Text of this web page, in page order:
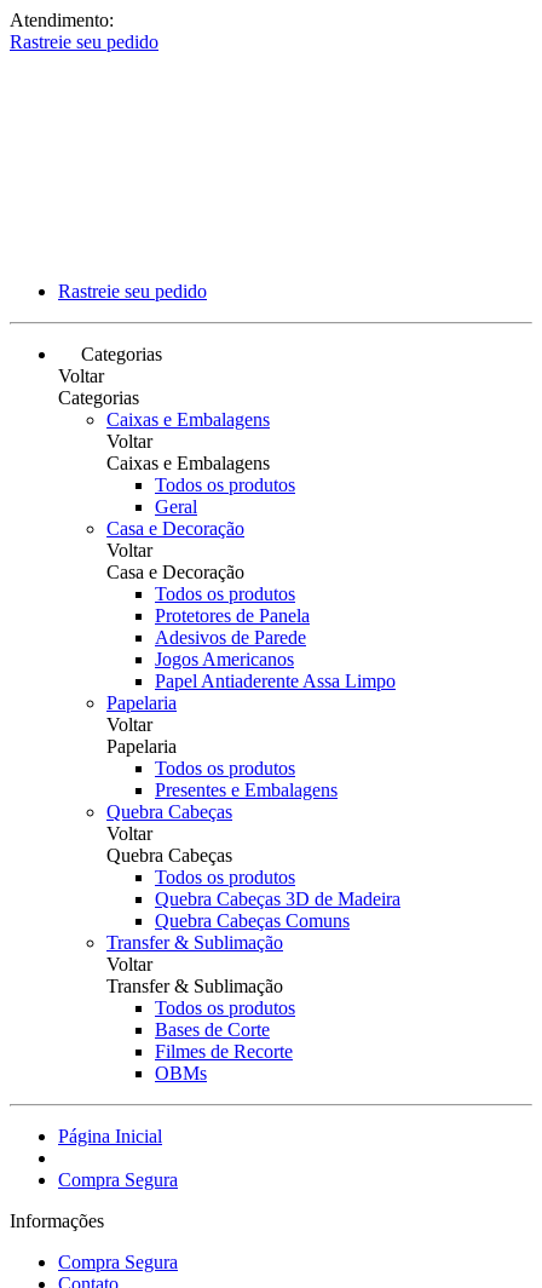
Atendimento:
Rastreie seu pedido
Rastreie seu pedido
Categorias
Voltar
Categorias
Caixas e Embalagens
Voltar
Caixas e Embalagens
Todos os produtos
Geral
Casa e Decoração
Voltar
Casa e Decoração
Todos os produtos
Protetores de Panela
Adesivos de Parede
Jogos Americanos
Papel Antiaderente Assa Limpo
Papelaria
Voltar
Papelaria
Todos os produtos
Presentes e Embalagens
Quebra Cabeças
Voltar
Quebra Cabeças
Todos os produtos
Quebra Cabeças 3D de Madeira
Quebra Cabeças Comuns
Transfer & Sublimação
Voltar
Transfer & Sublimação
Todos os produtos
Bases de Corte
Filmes de Recorte
OBMs
Página Inicial
Compra Segura
Informações
Compra Segura
Contato